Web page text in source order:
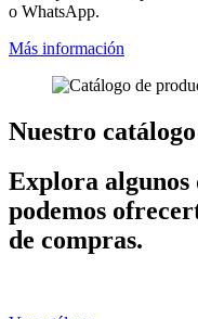
o WhatsApp.
Más información
Nuestro catálogo
Explora algunos
podemos
de compras.